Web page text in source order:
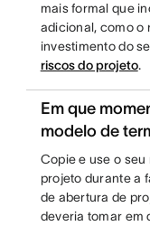
mais formal que
adicional, como o
investimento do
riscos do projeto.
Em que
modelo de
Copie e use o
projeto durante a
de abertura de
deveria tomar em